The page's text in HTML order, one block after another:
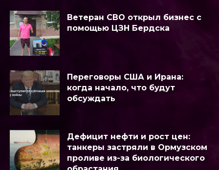
Ветеран СВО открыл бизнес с
помощью ЦЗН Бердска
Переговоры США и Ирана:
когда начало, что будут
обсуждать
Дефицит нефти и рост цен:
танкеры застряли в Ормузском
проливе из-за биологического